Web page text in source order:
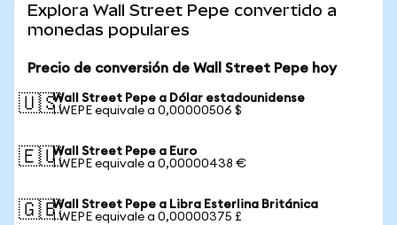
Explora Wall Street Pepe convertido a
monedas populares
Precio de conversión de Wall Street Pepe hoy
🇺🇸Wall Street Pepe a Dólar estadounidense
1 WEPE equivale a 0,00000506 $
🇪🇺Wall Street Pepe a Euro
1 WEPE equivale a 0,00000438 €
🇬🇧Wall Street Pepe a Libra Esterlina Británica
1 WEPE equivale a 0,00000375 £